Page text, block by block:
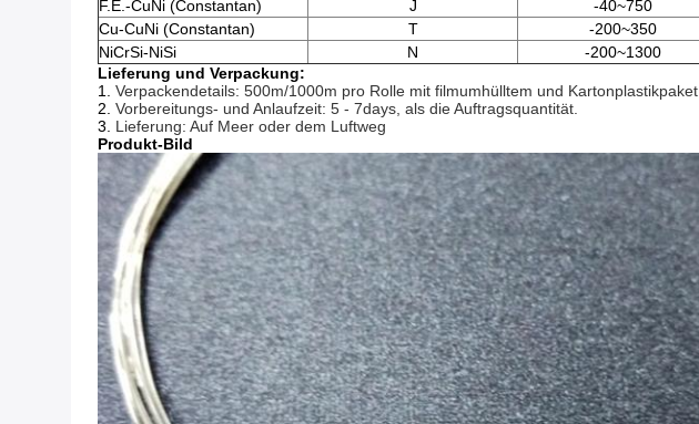
F.E.-CuNi (Constantan)
J
-40~750
Cu-CuNi (Constantan)
T
-200~350
NiCrSi-NiSi
N
-200~1300
Lieferung und Verpackung:
1. Verpackendetails: 500m/1000m pro Rolle mit filmumhülltem und Kartonplastikpaket.
2. Vorbereitungs- und Anlaufzeit: 5 - 7days, als die Auftragsquantität.
3. Lieferung: Auf Meer oder dem Luftweg
Produkt-Bild